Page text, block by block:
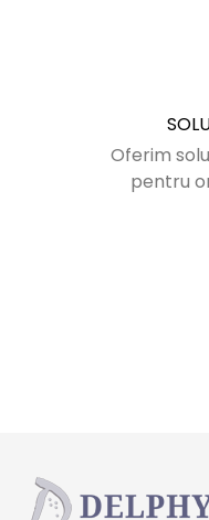
Oferim
pentru